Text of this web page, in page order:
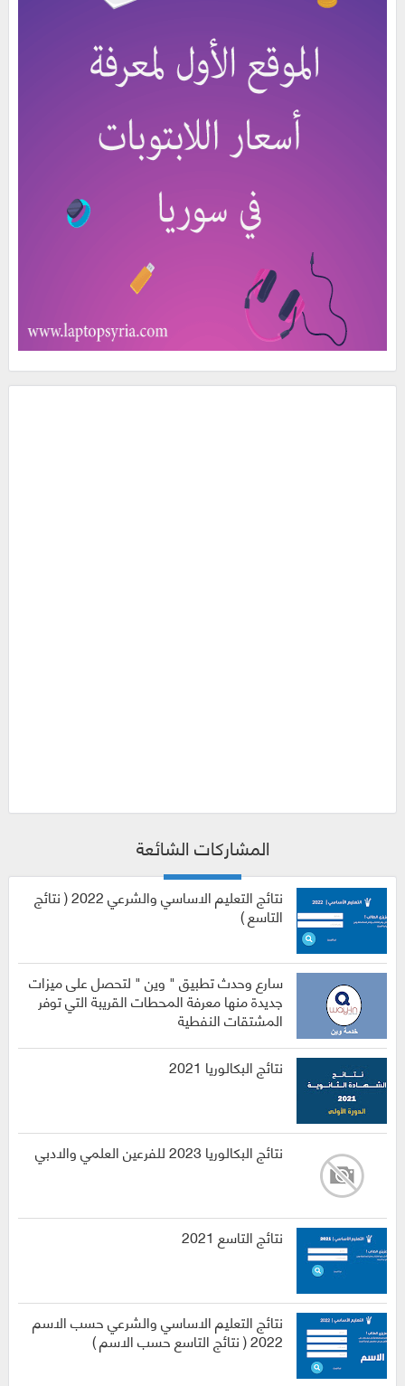
المشاركات الشائعة
نتائج التعليم الاساسي والشرعي 2022 ( نتائج
التاسع )
سارع وحدث تطبيق " وين " لتحصل على ميزات
جديدة منها معرفة المحطات القريبة التي توفر
المشتقات النفطية
نتائج البكالوريا 2021
نتائج البكالوريا 2023 للفرعين العلمي والادبي
نتائج التاسع 2021
نتائج التعليم الاساسي والشرعي حسب الاسم
2022 ( نتائج التاسع حسب الاسم )